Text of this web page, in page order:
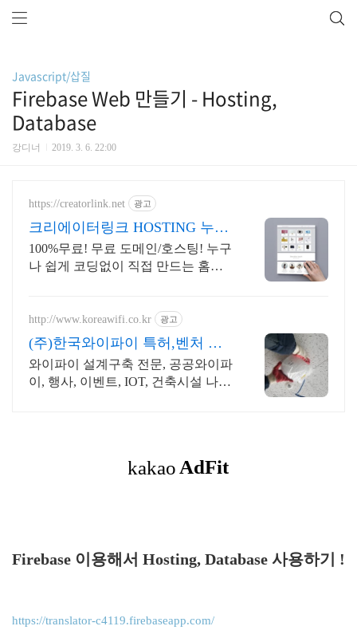
Javascript/삽질
Firebase Web 만들기 - Hosting,
Database
강디너 2019. 3. 6. 22:00
https://creatorlink.net 광고
크리에이터링크 HOSTING 누구
나 만드는 홈페이지
100%무료! 무료 도메인/호스팅! 누구
나 쉽게 코딩없이 직접 만드는 홈페
에이터링크에서.
http://www.koreawifi.co.kr 광고
(주)한국와이파이 특허,벤처 관
급공사, 건설공사 가능
와이파이 설계구축 전문, 공공와이파
이, 행사, 이벤트, IOT, 건축시설 나라
Firebase 이용해서 Hosting, Database 사용하기 !
https://translator-c4119.firebaseapp.com/